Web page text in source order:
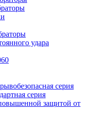
удара
серия
серия
защитой от